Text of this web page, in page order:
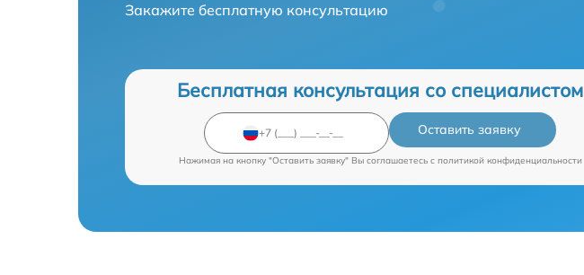
Закажите бесплатную консультацию
Бесплатная консультация со специалистом
Оставить заявку
Нажимая на кнопку "Оставить заявку" Вы соглашаетесь c политикой конфиденциальности